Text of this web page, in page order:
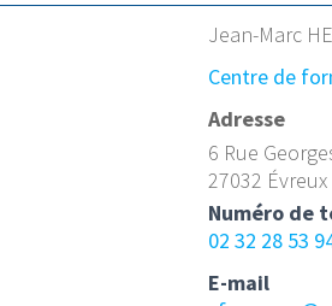
Jean-Marc
Centre de
Adresse
6 Rue
27032 Évreux
Numéro de
02 32 28 53
E-mail